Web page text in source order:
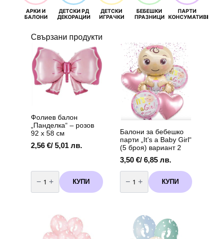
АРКИ И
БАЛОНИ
ДЕТСКИ РД
ДЕКОРАЦИИ
ДЕТСКИ
ИГРАЧКИ
БЕБЕШКИ
ПРАЗНИЦИ
ПАРТИ
КОНСУМАТИВИ
Свързани продукти
Фолиев балон
„Панделка“ – розов
92 х 58 см
2,56 €/ 5,01 лв.
количество
за
Фолиев
балон
КУПИ
Балони за бебешко
парти „It’s a Baby Girl“
(5 броя) вариант 2
3,50 €/ 6,85 лв.
количество
за
Балони
за
Baby
Girl“
КУПИ